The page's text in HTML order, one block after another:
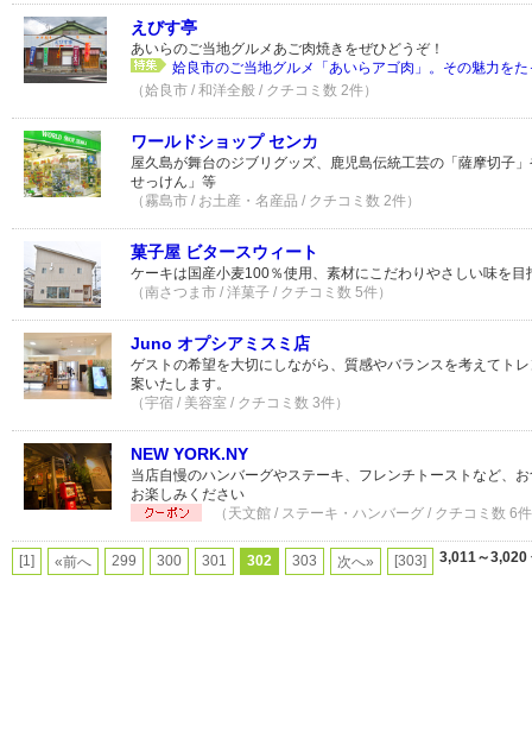
えびす亭
あいらのご当地グルメあご肉焼きをぜひどうぞ！
姶良市のご当地グルメ「あいらアゴ肉」。その魅力を
（姶良市 / 和洋全般 / クチコミ数 2件）
ワールドショップ センカ
屋久島が舞台のジブリグッズ、鹿児島伝統工芸の「薩摩切子
せっけん」等
（霧島市 / お土産・名産品 / クチコミ数 2件）
菓子屋 ビタースウィート
ケーキは国産小麦100％使用、素材にこだわりやさしい味を目
（南さつま市 / 洋菓子 / クチコミ数 5件）
Juno オプシアミスミ店
ゲストの希望を大切にしながら、質感やバランスを考えてト
案いたします。
（宇宿 / 美容室 / クチコミ数 3件）
NEW YORK.NY
当店自慢のハンバーグやステーキ、フレンチトーストなど、
お楽しみください
（天文館 / ステーキ・ハンバーグ / クチコミ数 6
[1] «前へ 299 300 301 302 303 次へ» [303] 3,011～3,020